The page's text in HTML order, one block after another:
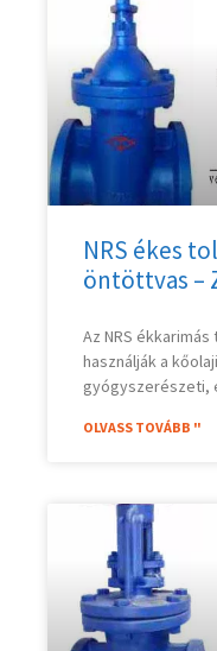
NRS ékes
öntöttvas –
Az NRS
használják a
gyógyszerészeti,
OLVASS TOVÁBB "